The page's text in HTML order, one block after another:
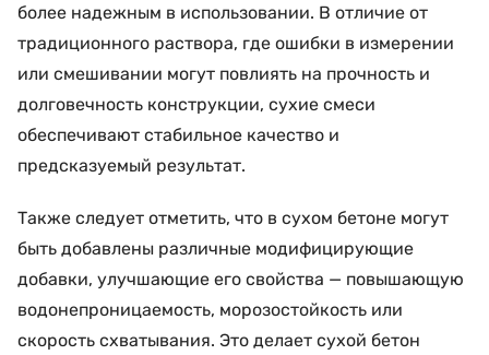
более надежным в использовании. В отличие от
традиционного раствора, где ошибки в измерении
или смешивании могут повлиять на прочность и
долговечность конструкции, сухие смеси
обеспечивают стабильное качество и
предсказуемый результат.
Также следует отметить, что в сухом бетоне могут
быть добавлены различные модифицирующие
добавки, улучшающие его свойства — повышающую
водонепроницаемость, морозостойкость или
скорость схватывания. Это делает сухой бетон